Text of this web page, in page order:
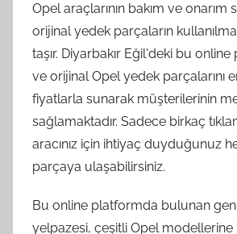
Opel araçlarının bakım ve onarım
orijinal yedek parçaların
taşır. Diyarbakır Eğil'deki bu
ve orijinal Opel yedek parçalarını
fiyatlarla sunarak müşterilerinin
sağlamaktadır. Sadece birkaç
aracınız için ihtiyaç duyduğunuz
parçaya ulaşabilirsiniz.
Bu online platformda bulunan
yelpazesi, çeşitli Opel